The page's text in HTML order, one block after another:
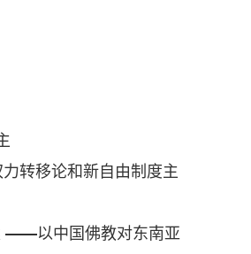
转移论和新自由制度主
——以中国佛教对东南亚